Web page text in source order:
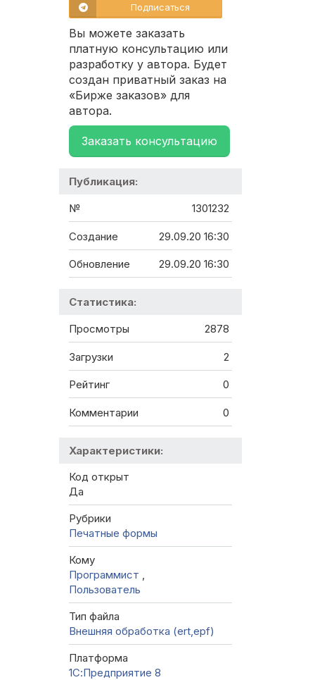
Подписаться
Вы можете заказать
платную консультацию или
разработку у автора. Будет
создан приватный заказ на
«Бирже заказов» для
автора.
Заказать консультацию
Публикация:
№ 1301232
Создание 29.09.20 16:30
Обновление 29.09.20 16:30
Статистика:
Просмотры 2878
Загрузки 2
Рейтинг 0
Комментарии 0
Характеристики:
Код открыт
Да
Рубрики
Печатные формы
Кому
Программист
Пользователь
Тип файла
Внешняя обработка (ert,epf)
Платформа
1С:Предприятие 8